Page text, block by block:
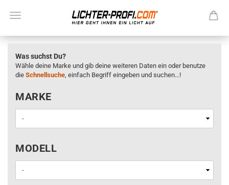
Was suchst Du?
Wähle deine Marke und gib deine weiteren Daten ein oder benutze
die Schnellsuche, einfach Begriff eingeben und suchen...!
MARKE
MARKE
MODELL
MODELL